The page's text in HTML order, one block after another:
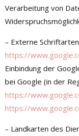
Verarbeitung von
– Externe
https://
Einbindung der
bei Google (in der
https://
https://
– Landkarten des